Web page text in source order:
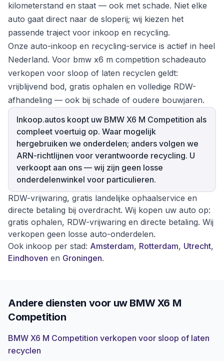
kilometerstand en staat — ook met schade. Niet elke
auto gaat direct naar de sloperij; wij kiezen het
passende traject voor inkoop en recycling.
Onze auto-inkoop en recycling-service is actief in heel
Nederland. Voor bmw x6 m competition schadeauto
verkopen voor sloop of laten recyclen geldt:
vrijblijvend bod, gratis ophalen en volledige RDW-
afhandeling — ook bij schade of oudere bouwjaren.
Inkoop.autos koopt uw BMW X6 M Competition als
compleet voertuig op. Waar mogelijk
hergebruiken we onderdelen; anders volgen we
ARN-richtlijnen voor verantwoorde recycling. U
verkoopt aan ons — wij zijn geen losse
onderdelenwinkel voor particulieren.
RDW-vrijwaring, gratis landelijke ophaalservice en
directe betaling bij overdracht. Wij kopen uw auto op:
gratis ophalen, RDW-vrijwaring en directe betaling. Wij
verkopen geen losse auto-onderdelen.
Ook inkoop per stad: Amsterdam, Rotterdam, Utrecht,
Eindhoven en Groningen.
Andere diensten voor uw BMW X6 M
Competition
BMW X6 M Competition verkopen voor sloop of laten
recyclen